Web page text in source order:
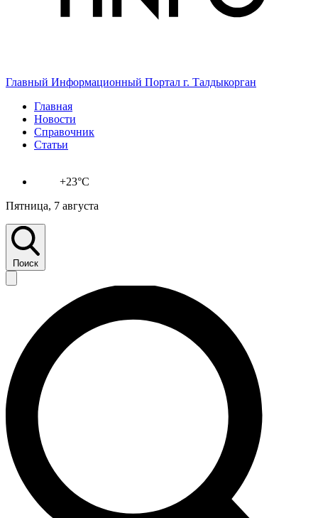
Главный Информационный Портал г. Талдыкорган
Главная
Новости
Справочник
Статьи
+23°C
Пятница, 7 августа
Поиск